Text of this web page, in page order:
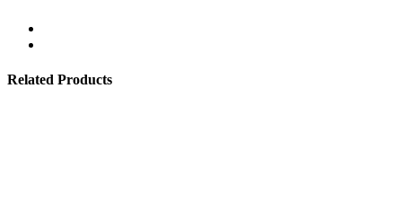
Related Products